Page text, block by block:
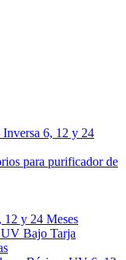
6, 12 y 24
para purificador de
y 24 Meses
UV Bajo Tarja